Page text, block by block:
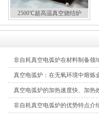
2500℃超高温真空烧结炉
非自耗真空电弧炉在材料制备领
真空电弧炉：在无氧环境中熔炼
真空电弧炉的加热速度快、加热
非自耗真空电弧炉的优势特点介